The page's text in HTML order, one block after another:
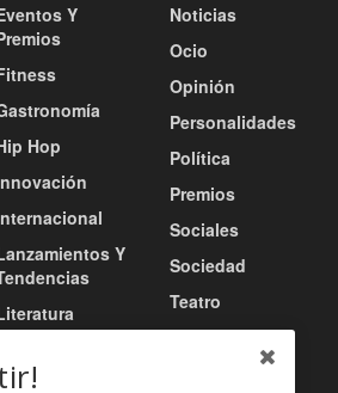
Y
Hop
Y
Música
Noticias
Ocio
Opinión
Personalidades
Política
Premios
Sociales
Sociedad
Teatro
Tecnología